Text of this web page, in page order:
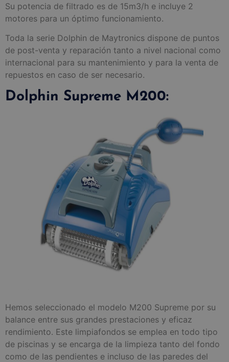
Su potencia de filtrado es de 15m3/h e incluye 2
motores para un óptimo funcionamiento.
Toda la serie Dolphin de Maytronics dispone de puntos
de post-venta y reparación tanto a nivel nacional como
internacional para su mantenimiento y para la venta de
repuestos en caso de ser necesario.
Dolphin Supreme M200:
Hemos seleccionado el modelo M200 Supreme por su
balance entre sus grandes prestaciones y eficaz
rendimiento. Este limpiafondos se emplea en todo tipo
de piscinas y se encarga de la limpieza tanto del fondo
como de las pendientes e incluso de las paredes del